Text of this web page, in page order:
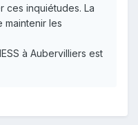
ces inquiétudes. La
les
à Aubervilliers est